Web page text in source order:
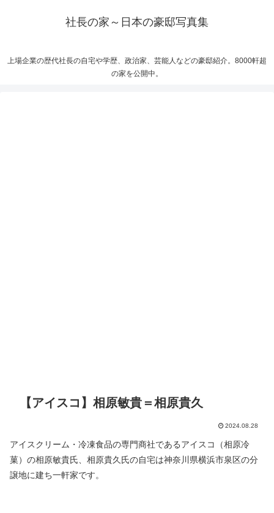
社長の家～日本の豪邸写真集
上場企業の歴代社長の自宅や学歴、政治家、芸能人などの豪邸紹介。8000軒超
の家を公開中。
【アイスコ】相原敏貴＝相原貴久
2024.08.28
アイスクリーム・冷凍食品の専門商社であるアイスコ（相原冷
菓）の相原敏貴氏、相原貴久氏の自宅は神奈川県横浜市泉区の分
譲地に建ち一軒家です。